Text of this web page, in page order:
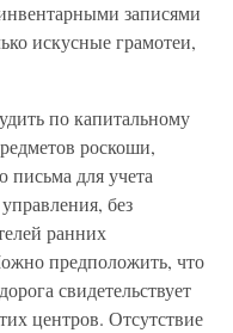
записями
искусные грамотеи,
по капитальному
роскоши,
письма для учета
без
ранних
предположить, что
свидетельствует
центров. Отсутствие